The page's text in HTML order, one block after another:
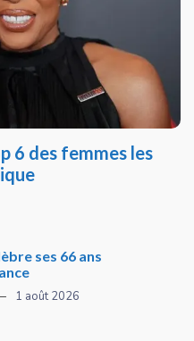
6 des femmes les
ses 66 ans
1 août 2026